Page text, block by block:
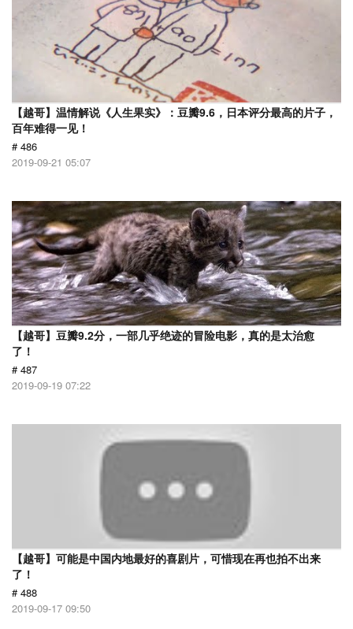
【越哥】温情解说《人生果实》：豆瓣9.6，日本评分最高的片子，
百年难得一见！
# 486
2019-09-21 05:07
【越哥】豆瓣9.2分，一部几乎绝迹的冒险电影，真的是太治愈
了！
# 487
2019-09-19 07:22
【越哥】可能是中国内地最好的喜剧片，可惜现在再也拍不出来
了！
# 488
2019-09-17 09:50